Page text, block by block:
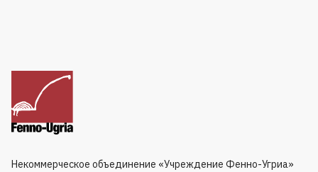
Некоммерческое объединение «Учреждение Фенно-Угриа»